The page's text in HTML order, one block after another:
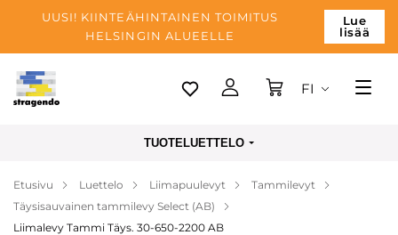
UUSI! KIINTEÄHINTAINEN TOIMITUS
HELSINGIN ALUEELLE
Lue
lisää
Tallinn
Maksu
Yrityksen
FI
TUOTELUETTELO
Etusivu Luettelo Liimapuulevyt
Tammilevyt
Täysisauvainen tammilevy Select (AB)
Liimalevy Tammi Täys. 30-650-2200 AB